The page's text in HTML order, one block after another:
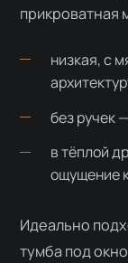
прикроватная
низкая, с
без ручек
в тёплой
ощущение
Идеально
тумба под